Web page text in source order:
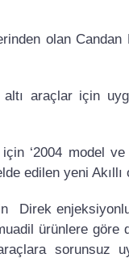
olan Candan
araçlar için
‘2004 model
edilen yeni
Direk
ürünlere göre
sorunsuz